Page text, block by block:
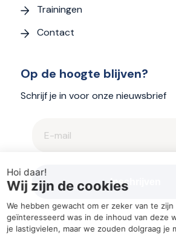
Trainingen
Contact
Op de hoogte blijven?
Schrijf je in voor onze nieuwsbrief